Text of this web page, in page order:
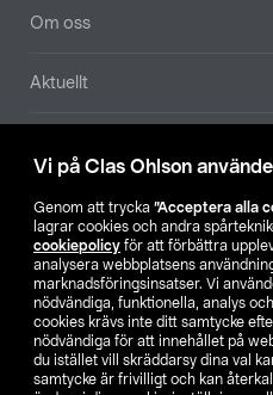
Vi på Clas Ohlson
Genom att trycka ”Acceptera alla
lagrar cookies och andra
cookiepolicy för att förbättra
analysera webbplatsens
marknadsföringsinsatser. Vi
nödvändiga, funktionella, analys
cookies krävs inte ditt samtycke
nödvändiga för att innehållet på
du istället vill skräddarsy dina val
samtycke är frivilligt och kan
Om oss
Aktuellt
SE